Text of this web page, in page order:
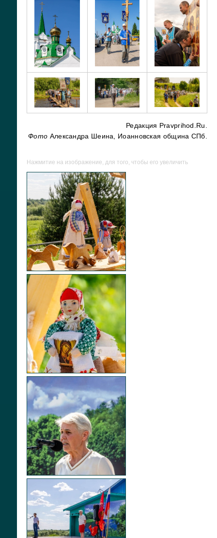
Редакция Pravprihod.Ru.
Фото Александра Шеина, Иоанновская община СПб.